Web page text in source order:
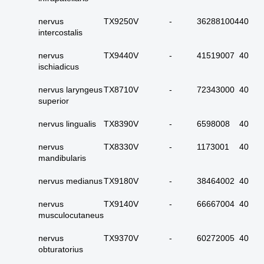
09. alle dubieus
10. alle micro-
dysplasieën
onbekend primair of
14. alle primaire
carcinomen
16. alle benigne
nervus
intercostalis
TX9250V - 36288100440
nervus
ischiadicus
TX9440V - 41519007 40
nervus laryngeus
superior
TX8710V - 72343000 40
nervus lingualis TX8390V - 6598008 40
nervus
mandibularis
TX8330V - 1173001 40
nervus medianusTX9180V - 38464002 40
nervus
musculocutaneus
TX9140V - 66667004 40
nervus
obturatorius
TX9370V - 60272005 40